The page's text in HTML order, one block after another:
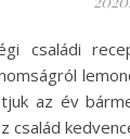
családi
az év
család